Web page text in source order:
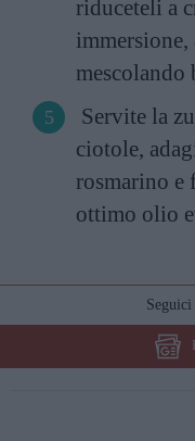
riduceteli a
mescolando
Servite la
ciotole,
rosmarino
ottimo olio
Seguici